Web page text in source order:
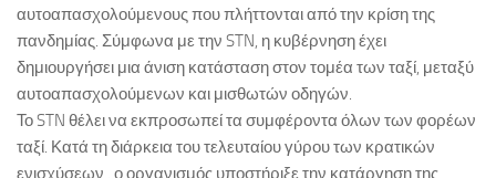
αυτοαπασχολούμενους που πλήττονται από την κρίση της
πανδημίας. Σύμφωνα με την STN, η κυβέρνηση έχει
δημιουργήσει μια άνιση κατάσταση στον τομέα των ταξί, μεταξύ
αυτοαπασχολούμενων και μισθωτών οδηγών.
Το STN θέλει να εκπροσωπεί τα συμφέροντα όλων των φορέων
ταξί. Κατά τη διάρκεια του τελευταίου γύρου των κρατικών
ενισχύσεων , ο οργανισμός υποστήριξε την κατάργηση της